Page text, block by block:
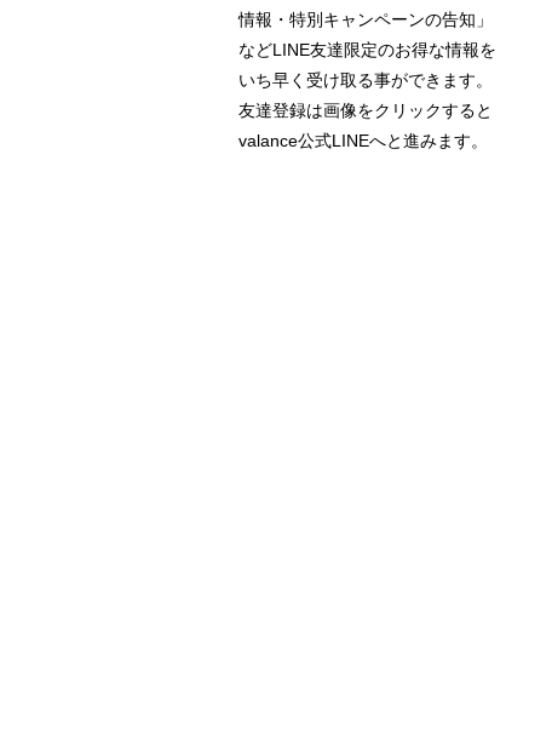
情報・特別キャンペーンの告知」
などLINE友達限定のお得な情報を
いち早く受け取る事ができます。
友達登録は画像をクリックすると
valance公式LINEへと進みます。